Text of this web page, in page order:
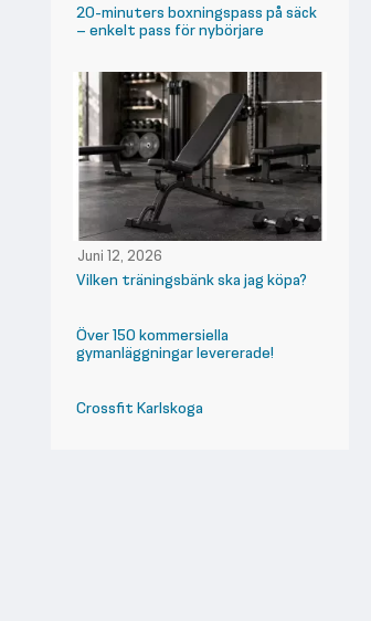
20-minuters boxningspass på säck
– enkelt pass för nybörjare
Juni 12, 2026
Vilken träningsbänk ska jag köpa?
Över 150 kommersiella
gymanläggningar levererade!
Crossfit Karlskoga